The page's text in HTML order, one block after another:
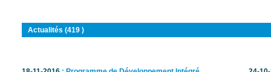
Actualités (419 )